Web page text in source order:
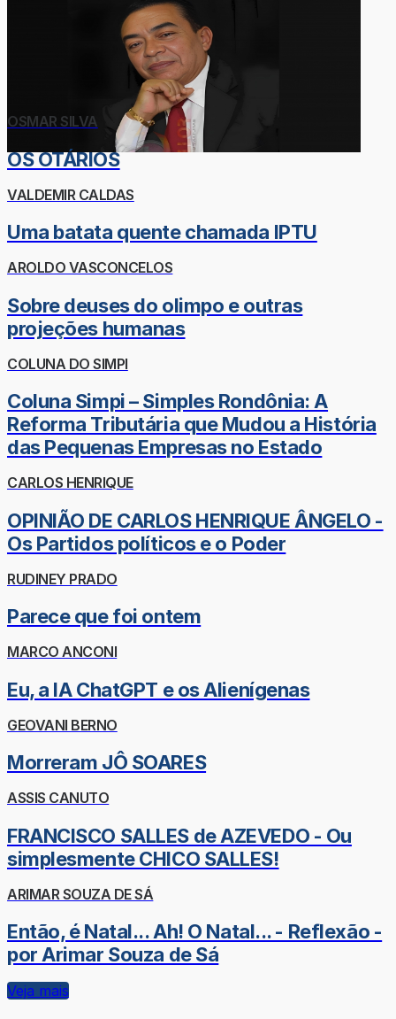
OSMAR SILVA
OS OTÁRIOS
VALDEMIR CALDAS
Uma batata quente chamada IPTU
AROLDO VASCONCELOS
Sobre deuses do olimpo e outras
projeções humanas
COLUNA DO SIMPI
Coluna Simpi – Simples Rondônia: A
Reforma Tributária que Mudou a História
das Pequenas Empresas no Estado
CARLOS HENRIQUE
OPINIÃO DE CARLOS HENRIQUE ÂNGELO -
Os Partidos políticos e o Poder
RUDINEY PRADO
Parece que foi ontem
MARCO ANCONI
Eu, a IA ChatGPT e os Alienígenas
GEOVANI BERNO
Morreram JÔ SOARES
ASSIS CANUTO
FRANCISCO SALLES de AZEVEDO - Ou
simplesmente CHICO SALLES!
ARIMAR SOUZA DE SÁ
Então, é Natal... Ah! O Natal... - Reflexão -
por Arimar Souza de Sá
Veja mais